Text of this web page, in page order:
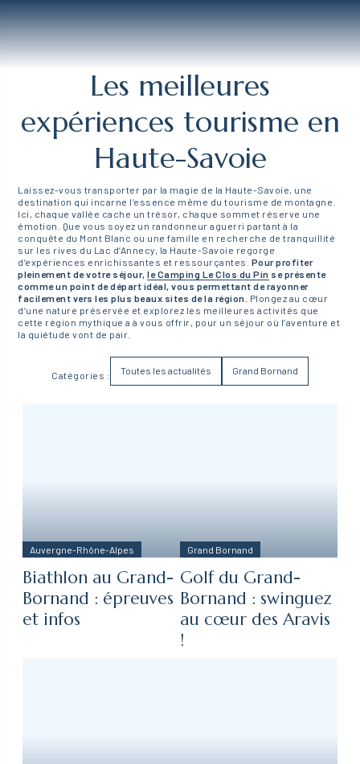
Les meilleures
expériences tourisme en
Haute-Savoie
Laissez-vous transporter par la magie de la Haute-Savoie, une
destination qui incarne l’essence même du tourisme de montagne.
Ici, chaque vallée cache un trésor, chaque sommet réserve une
émotion. Que vous soyez un randonneur aguerri partant à la
conquête du Mont Blanc ou une famille en recherche de tranquillité
sur les rives du Lac d’Annecy, la Haute-Savoie regorge
d’expériences enrichissantes et ressourçantes. Pour profiter
pleinement de votre séjour,le Camping Le Clos du Pin se présente
comme un point de départ idéal, vous permettant de rayonner
facilement vers les plus beaux sites de la région. Plongez au cœur
d’une nature préservée et explorez les meilleures activités que
cette région mythique a à vous offrir, pour un séjour où l’aventure et
la quiétude vont de pair.
Catégories : Toutes les actualités Grand Bornand
Auvergne-Rhône-Alpes
Biathlon au Grand-
Bornand : épreuves
et infos
Grand Bornand
Golf du Grand-
Bornand : swinguez
au cœur des Aravis
!